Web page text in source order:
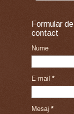
Formular de
contact
Nume
E-mail *
Mesaj *